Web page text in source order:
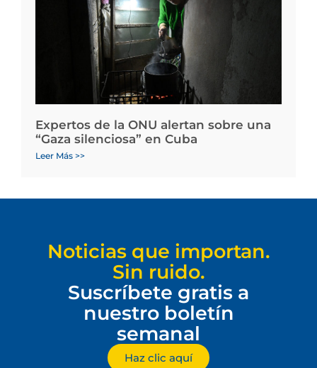
Expertos de la ONU alertan sobre una
“Gaza silenciosa” en Cuba
Leer Más >>
Noticias que importan.
Sin ruido.
Suscríbete gratis a
nuestro boletín
semanal
Haz clic aquí